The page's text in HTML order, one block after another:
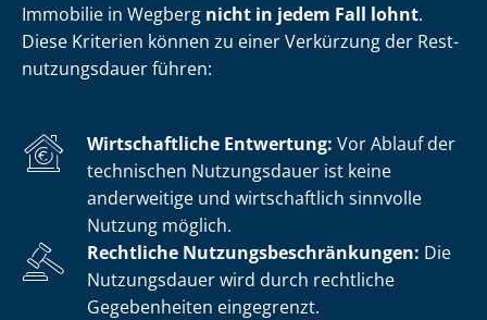
Immobilie in Wegberg nicht in jedem Fall lohnt.
Diese Kriterien können zu einer Verkürzung der Rest­
nut­zungs­dau­er führen:
Wirtschaftliche Entwertung: Vor Ablauf der
technischen Nutzungsdauer ist keine
anderweitige und wirtschaftlich sinnvolle
Nutzung möglich.
Rechtliche Nut­zungs­be­schrän­kun­gen: Die
Nutzungsdauer wird durch rechtliche
Gegebenheiten eingegrenzt.